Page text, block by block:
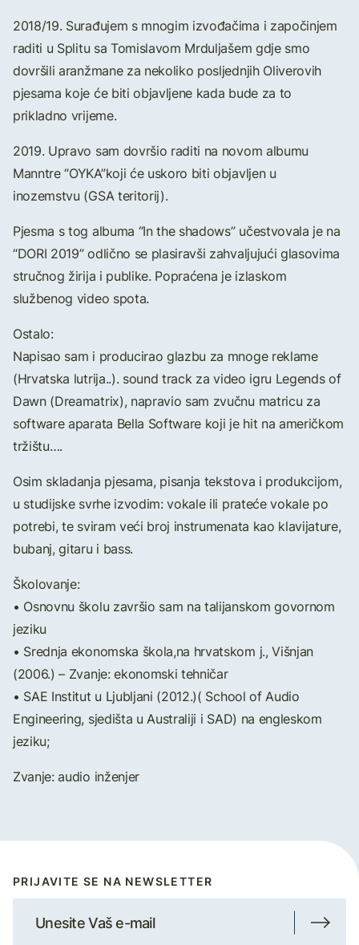
2018/19. Surađujem s mnogim izvođačima i započinjem
raditi u Splitu sa Tomislavom Mrduljašem gdje smo
dovršili aranžmane za nekoliko posljednjih Oliverovih
pjesama koje će biti objavljene kada bude za to
prikladno vrijeme.
2019. Upravo sam dovršio raditi na novom albumu
Manntre “OYKA”koji će uskoro biti objavljen u
inozemstvu (GSA teritorij).
Pjesma s tog albuma “In the shadows” učestvovala je na
“DORI 2019” odlično se plasiravši zahvaljujući glasovima
stručnog žirija i publike. Popraćena je izlaskom
službenog video spota.
Ostalo:
Napisao sam i producirao glazbu za mnoge reklame
(Hrvatska lutrija..). sound track za video igru Legends of
Dawn (Dreamatrix), napravio sam zvučnu matricu za
software aparata Bella Software koji je hit na američkom
tržištu….
Osim skladanja pjesama, pisanja tekstova i produkcijom,
u studijske svrhe izvodim: vokale ili prateće vokale po
potrebi, te sviram veći broj instrumenata kao klavijature,
bubanj, gitaru i bass.
Školovanje:
• Osnovnu školu završio sam na talijanskom govornom
jeziku
• Srednja ekonomska škola,na hrvatskom j., Višnjan
(2006.) – Zvanje: ekonomski tehničar
• SAE Institut u Ljubljani (2012.)( School of Audio
Engineering, sjedišta u Australiji i SAD) na engleskom
jeziku;
Zvanje: audio inženjer
PRIJAVITE SE NA NEWSLETTER